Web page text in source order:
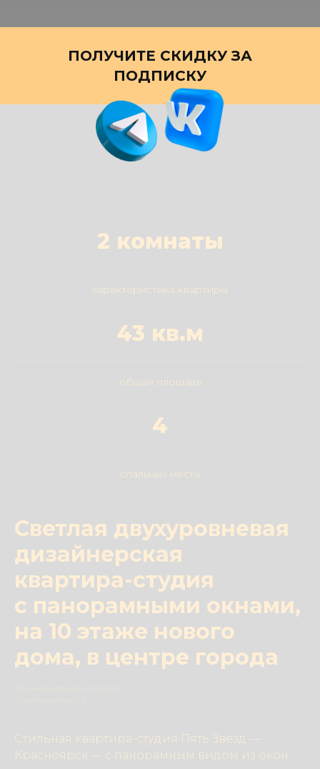
ПОЛУЧИТЕ СКИДКУ ЗА
ПОДПИСКУ
2 комнаты
характеристика квартиры
43 кв.м
общая площадь
4
спальных места
Светлая двухуровневая
дизайнерская
квартира-студия
с панорамными окнами,
на 10 этаже нового
дома, в центре города
Стильная квартира-студия Пять Звёзд —
Красноярск — с панорамным видом из окон